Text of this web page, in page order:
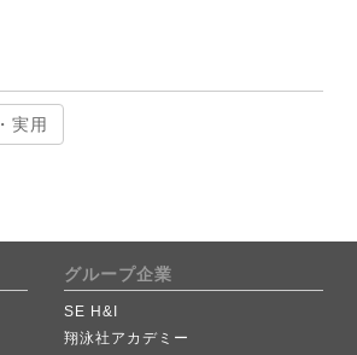
実用
グループ企業
SE H&I
翔泳社アカデミー